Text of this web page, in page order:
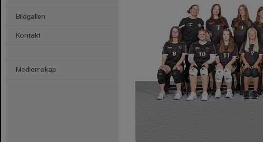
Bildgalleri
Kontakt
Medlemskap